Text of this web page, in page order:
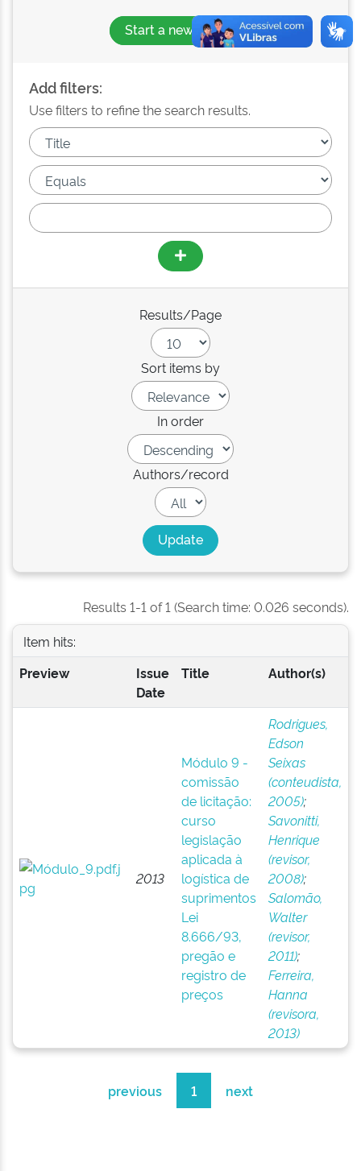
Start a new search
Add filters:
Use filters to refine the search results.
Results/Page
Sort items by
In order
Authors/record
Results 1-1 of 1 (Search time: 0.026 seconds).
Item hits:
Preview
Issue
Date
Title Author(s)
2013
Módulo 9 -
comissão
de licitação:
curso
legislação
aplicada à
logística de
suprimentos
Lei
8.666/93,
pregão e
registro de
preços
Rodrigues,
Edson
Seixas
(conteudista,
2005);
Savonitti,
Henrique
(revisor,
2008);
Salomão,
Walter
(revisor,
2011);
Ferreira,
Hanna
(revisora,
2013)
previous 1 next